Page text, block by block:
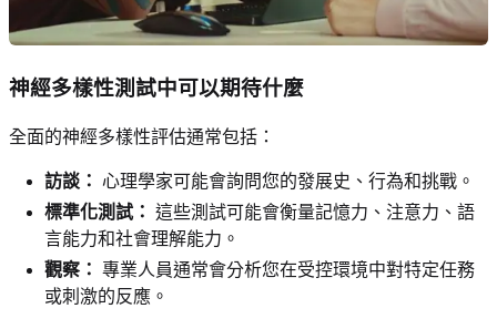
神經多樣性測試中可以期待什麼
全面的神經多樣性評估通常包括：
訪談： 心理學家可能會詢問您的發展史、行為和挑戰。
標準化測試： 這些測試可能會衡量記憶力、注意力、語
言能力和社會理解能力。
觀察： 專業人員通常會分析您在受控環境中對特定任務
或刺激的反應。